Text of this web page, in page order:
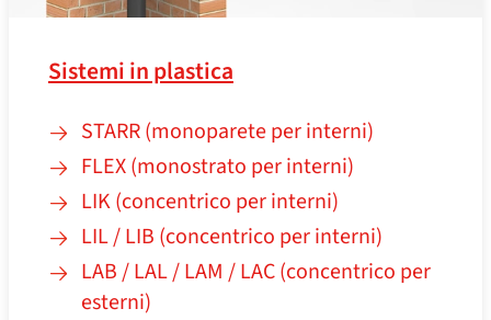
Sistemi in plastica
STARR (monoparete per interni)
FLEX (monostrato per interni)
LIK (concentrico per interni)
LIL / LIB (concentrico per interni)
LAB / LAL / LAM / LAC (concentrico per
esterni)